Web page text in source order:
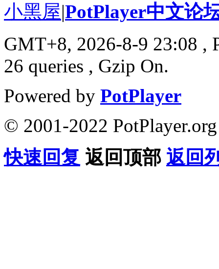
小黑屋|PotPlayer中文论
GMT+8, 2026-8-9 23:08 ,
26 queries , Gzip On.
Powered by PotPlayer
© 2001-2022 PotPlayer.org
快速回复 返回顶部 返回